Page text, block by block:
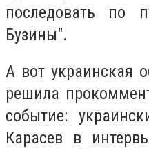
последовать по
Бузины".
А вот украинская
решила
событие:
Карасев в